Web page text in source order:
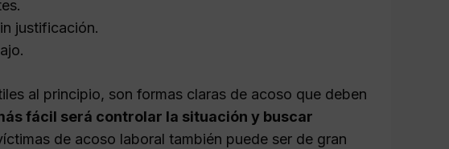
justificación.
al principio, son formas claras de acoso que deben
fácil será controlar la situación y buscar
de acoso laboral también puede ser de gran